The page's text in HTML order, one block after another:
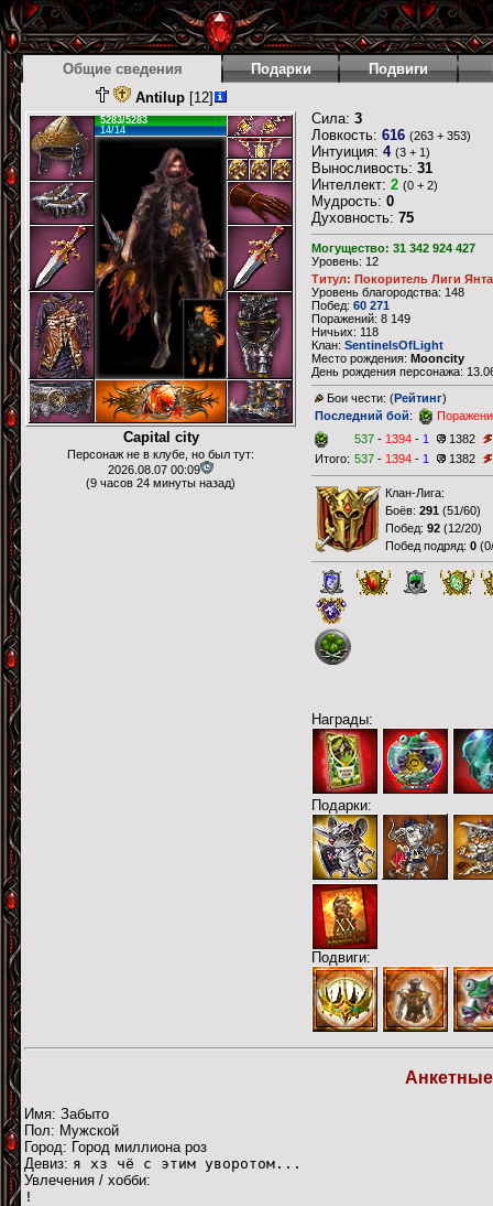
Общие сведения Подарки Подвиги
Antilup[12]
5283/5283
14/14
Capital city
Персонаж не в клубе, но был тут:
2026.08.07 00:09
(9 часов 24 минуты назад)
Сила: 3
Ловкость: 616 (263 + 353)
Интуиция: 4 (3 + 1)
Выносливость: 31
Интеллект: 2 (0 + 2)
Мудрость: 0
Духовность: 75
Могущество: 31 342 924 427
Уровень: 12
Титул: Покоритель Лиги
Уровень благородства: 148
Побед: 60 271
Поражений: 8 149
Ничьих: 118
Клан: SentinelsOfLight
Место рождения: Mooncity
День рождения персонажа:
Бои чести: (Рейтинг)
Последний бой:
537 - 1394 - 1
1382
Итого: 537 - 1394 - 1 1382
Клан-Лига:
Боёв: 291 (51/60)
Побед: 92 (12/20)
Побед подряд: 0 (
Награды:
Подарки:
Подвиги:
Имя: Забыто
Пол: Мужской
Город: Город миллиона роз
Девиз: я хз чё с этим уворотом...
Увлечения / хобби:
!